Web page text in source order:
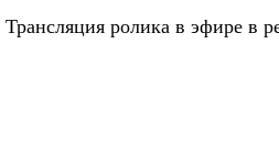
Трансляция ролика в эфире в